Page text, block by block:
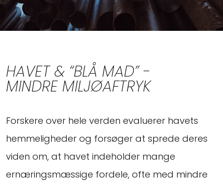
HAVET & “BLÅ MAD” -
MINDRE MILJØAFTRYK
Forskere over hele verden evaluerer havets
hemmeligheder og forsøger at sprede deres
viden om, at havet indeholder mange
ernæringsmæssige fordele, ofte med mindre